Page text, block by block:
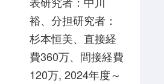
裕、分担研究者：
杉本恒美、直接経
費360万、間接経費
120万, 2024年度～